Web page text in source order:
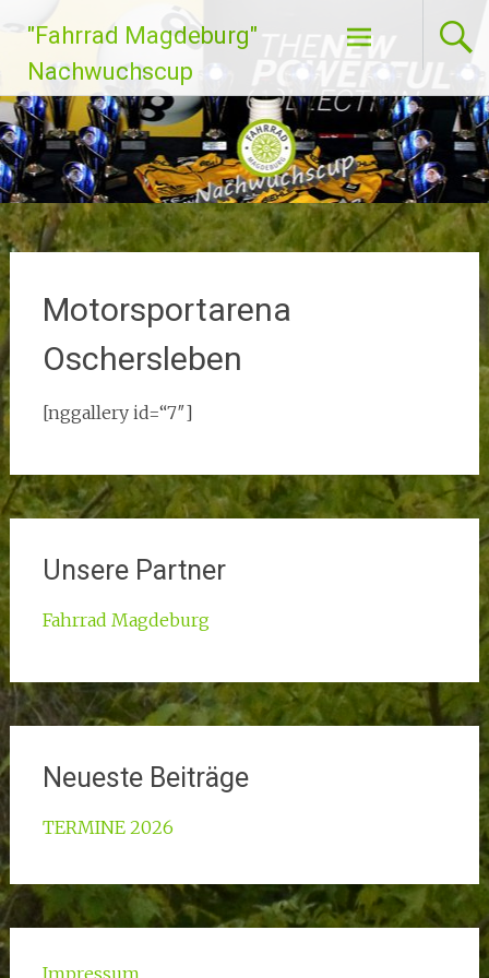
Inhalt
springen
"Fahrrad Magdeburg"
Nachwuchscup
Motorsportarena
Oschersleben
[nggallery id=“7″]
Unsere Partner
Fahrrad Magdeburg
Neueste Beiträge
TERMINE 2026
Impressum